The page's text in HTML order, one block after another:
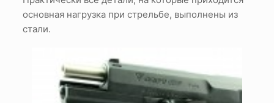
основная нагрузка при стрельбе, выполнены из
стали.